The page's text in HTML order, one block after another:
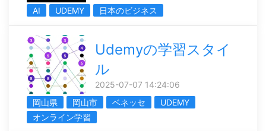
AI UDEMY 日本のビジネス
Udemyの学習スタイ
ル
2025-07-07 14:24:06
岡山県
岡山市 ベネッセ
UDEMY
オンライン学習